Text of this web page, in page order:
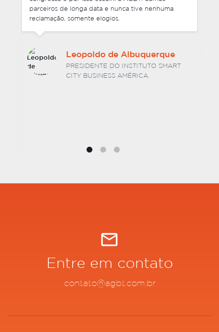
novamente no futuro.
Barcelos
SÓCIO DIRETOR DA BARCELOS E
ASSOCIADOS SOCIEDADE DE ADVOGADOS
Entre em contato
contato@agbt.com.br